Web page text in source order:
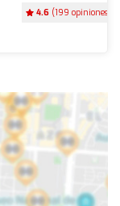
4.6 (199 opiniones)